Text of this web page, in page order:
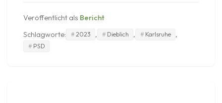
Veröffentlicht als Bericht
Schlagworte:
2023 , Dieblich , Karlsruhe ,
PSD